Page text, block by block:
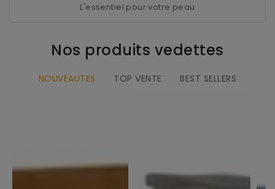
L'essentiel pour votre peau
Nos produits vedettes
NOUVEAUTES TOP VENTE BEST SELLERS